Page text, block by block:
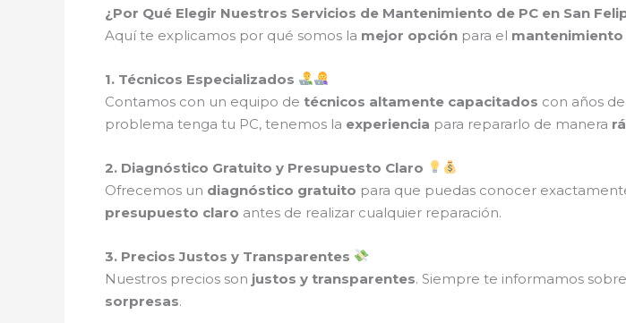
¿Por Qué Elegir Nuestros Servicios de Mantenimiento de PC en San
Aquí te explicamos por qué somos la mejor opción para el mantenimiento
1. Técnicos Especializados
Contamos con un equipo de técnicos altamente capacitados con años
problema tenga tu PC, tenemos la experiencia para repararlo de manera
2. Diagnóstico Gratuito y Presupuesto Claro
Ofrecemos un diagnóstico gratuito para que puedas conocer
presupuesto claro antes de realizar cualquier reparación.
3. Precios Justos y Transparentes
Nuestros precios son justos y transparentes. Siempre te informamos
sorpresas.